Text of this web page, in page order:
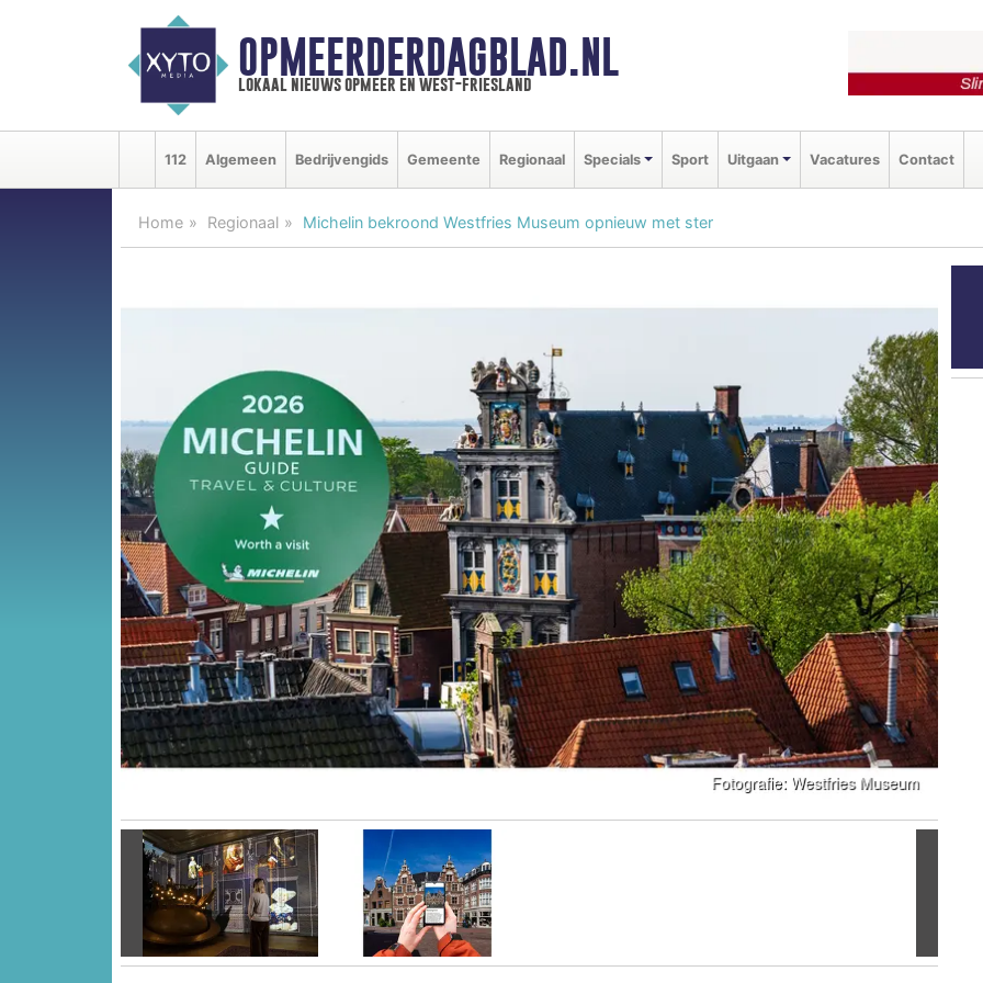
OPMEERDERDAGBLAD.NL
lokaal nieuws opmeer en west-friesland
112 Algemeen Bedrijvengids Gemeente Regionaal Specials Sport Uitgaan Vacatures Contact
Home Regionaal Michelin bekroond Westfries Museum opnieuw met ster
Vorige